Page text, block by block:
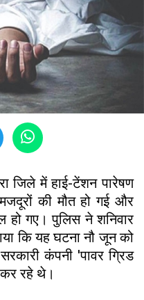
जिले में हाई-टेंशन पारेषण
की मौत हो गई और
हो गए। पुलिस ने शनिवार
कि यह घटना नौ जून को
कंपनी 'पावर ग्रिड
कर रहे थे।